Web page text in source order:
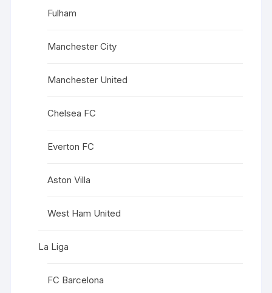
Fulham
Manchester City
Manchester United
Chelsea FC
Everton FC
Aston Villa
West Ham United
La Liga
FC Barcelona